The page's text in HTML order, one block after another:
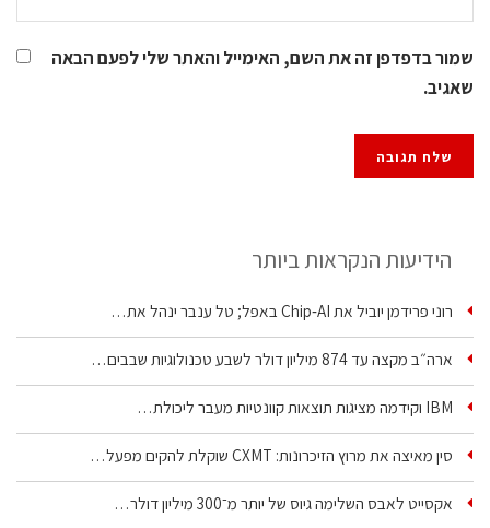
שמור בדפדפן זה את השם, האימייל והאתר שלי לפעם הבאה
שאגיב.
הידיעות הנקראות ביותר
רוני פרידמן יוביל את Chip‑AI באפל; טל ענבר ינהל את…
ארה״ב מקצה עד 874 מיליון דולר לשבע טכנולוגיות שבבים…
IBM וקידמה מציגות תוצאות קוונטיות מעבר ליכולת…
סין מאיצה את מרוץ הזיכרונות: CXMT שוקלת להקים מפעל…
אקסייט לאבס השלימה גיוס של יותר מ־300 מיליון דולר…